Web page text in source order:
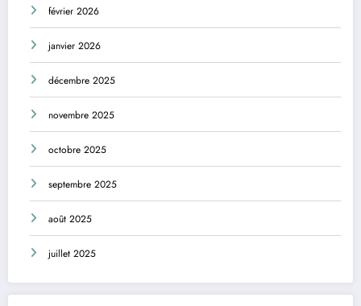
février 2026
janvier 2026
décembre 2025
novembre 2025
octobre 2025
septembre 2025
août 2025
juillet 2025